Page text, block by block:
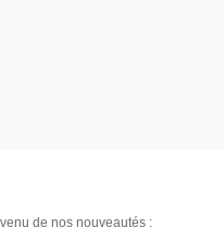
de nos nouveautés :